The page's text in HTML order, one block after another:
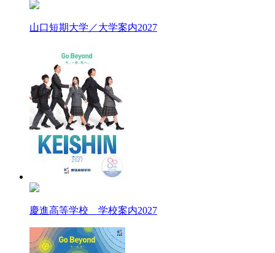
山口短期大学／大学案内2027
慶進高等学校 学校案内2027